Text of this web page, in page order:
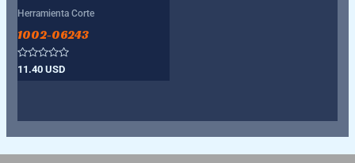
Herramienta Corte
1002-06243
Valorado
con
11.40USD